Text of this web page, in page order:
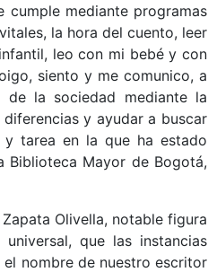
cumple mediante programas
la hora del cuento, leer
leo con mi bebé y con
siento y me comunico, a
de la sociedad mediante la
y ayudar a buscar
y tarea en la que ha estado
Biblioteca Mayor de Bogotá,
Olivella, notable figura
que las instancias
nombre de nuestro escritor